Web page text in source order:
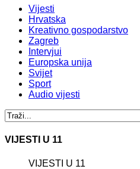
Vijesti
Hrvatska
Kreativno gospodarstvo
Zagreb
Intervjui
Europska unija
Svijet
Sport
Audio vijesti
VIJESTI U 11
VIJESTI U 11